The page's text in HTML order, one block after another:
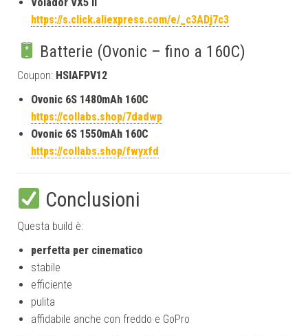
https://s.click.aliexpress.com/e/_c3ADj7c3
Batterie (Ovonic – fino a 160C)
Coupon: HSIAFPV12
Ovonic 6S 1480mAh 160C
https://collabs.shop/7dadwp
Ovonic 6S 1550mAh 160C
https://collabs.shop/fwyxfd
Conclusioni
Questa build è:
perfetta per cinematico
stabile
efficiente
pulita
affidabile anche con freddo e GoPro